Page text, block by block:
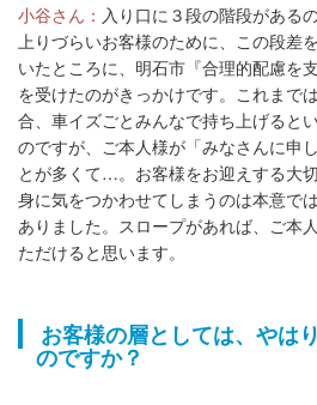
小谷さん： 入り口に３段の階段がある
上りづらいお客様のために、この段差
いたところに、明石市『合理的配慮を
を受けたのがきっかけです。これまで
合、車イズごとみんなで持ち上げると
のですが、ご本人様が「みなさんに申
とが多くて…。お客様をお迎えする大
身に気をつかわせてしまうのは本意で
ありました。スロープがあれば、ご本
ただけると思います。
お客様の層としては、やは
のですか？